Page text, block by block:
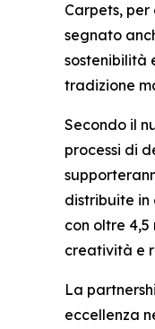
Carpets,
segnato
sostenibilità
tradizione
Secondo il
processi di
distribuite in
con oltre
creatività e
La
eccellenza